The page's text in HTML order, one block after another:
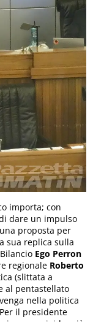
importa; con
dare un impulso
proposta per
sua replica sulla
Ego Perron
regionale Roberto
(slittata a
al pentastellato
nella politica
il presidente